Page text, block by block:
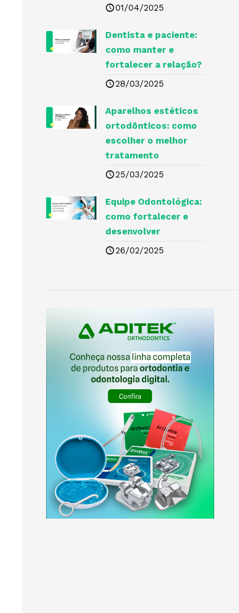
01/04/2025
Dentista e paciente:
como manter e
fortalecer a relação?
28/03/2025
Aparelhos estéticos
ortodônticos: como
escolher o melhor
tratamento
25/03/2025
Equipe Odontológica:
como fortalecer e
desenvolver
26/02/2025